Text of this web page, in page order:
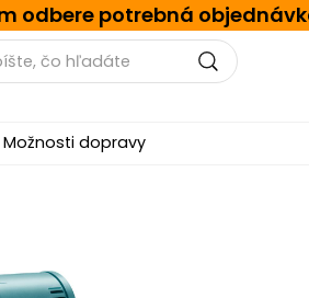
odbere potrebná
Možnosti dopravy